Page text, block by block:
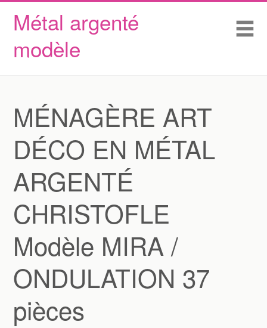
Métal argenté
modèle
Skip to content
Accueil
Conditions d’utilisation
Déclaration de confidentialité
MÉNAGÈRE ART
DÉCO EN MÉTAL
ARGENTÉ
CHRISTOFLE
Modèle MIRA /
ONDULATION 37
pièces